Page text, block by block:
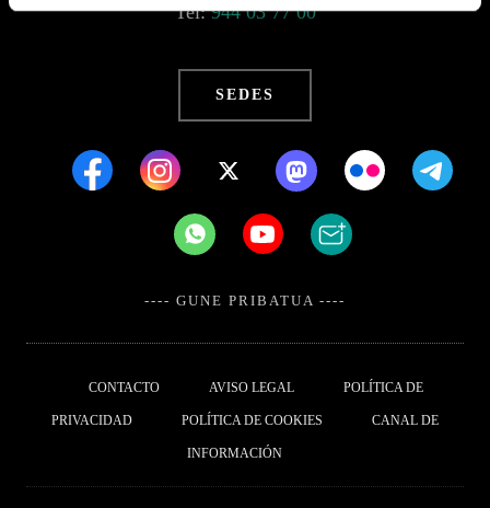
CONTACTO AVISO LEGAL POLÍTICA DE
PRIVACIDAD POLÍTICA DE COOKIES CANAL DE
INFORMACIÓN
Tel:944 03 77 00
SEDES
---- GUNE PRIBATUA ----